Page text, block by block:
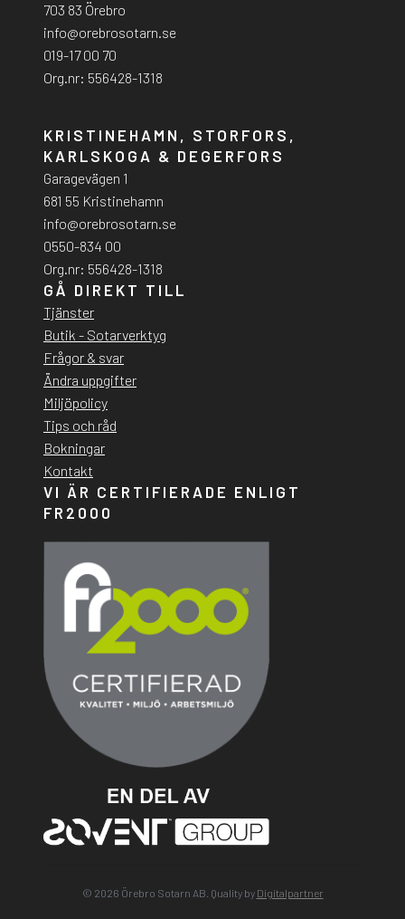
703 83 Örebro
info@orebrosotarn.se
019-17 00 70
Org.nr: 556428-1318
KRISTINEHAMN, STORFORS,
KARLSKOGA & DEGERFORS
Garagevägen 1
681 55 Kristinehamn
info@orebrosotarn.se
0550-834 00
Org.nr: 556428-1318
GÅ DIREKT TILL
Tjänster
Butik - Sotarverktyg
Frågor & svar
Ändra uppgifter
Miljöpolicy
Tips och råd
Bokningar
Kontakt
VI ÄR CERTIFIERADE ENLIGT
FR2000
© 2026 Örebro Sotarn AB. Quality by Digitalpartner